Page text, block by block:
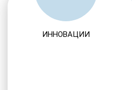
ИННОВАЦИИ